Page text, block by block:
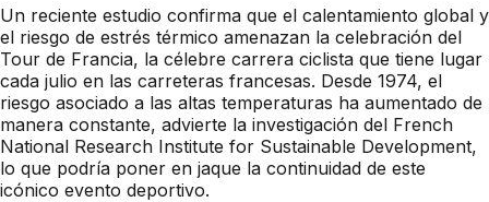
Un reciente estudio confirma que el calentamiento global y
el riesgo de estrés térmico amenazan la celebración del
Tour de Francia, la célebre carrera ciclista que tiene lugar
cada julio en las carreteras francesas. Desde 1974, el
riesgo asociado a las altas temperaturas ha aumentado de
manera constante, advierte la investigación del French
National Research Institute for Sustainable Development,
lo que podría poner en jaque la continuidad de este
icónico evento deportivo.